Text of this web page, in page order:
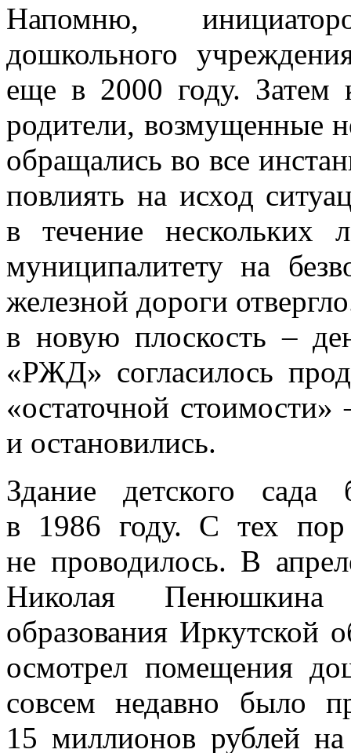
Напомню,
дошкольного
еще в 2000 году. Затем
родители, возмущенные
обращались во все
повлиять на исход
в течение нескольких
муниципалитету на
железной дороги
в новую плоскость –
«РЖД» согласилось
«остаточной
и остановились.
Здание детского
в 1986 году. С тех пор
не проводилось. В
Николая
образования Иркутской
осмотрел помещения
совсем недавно было
15 миллионов рублей